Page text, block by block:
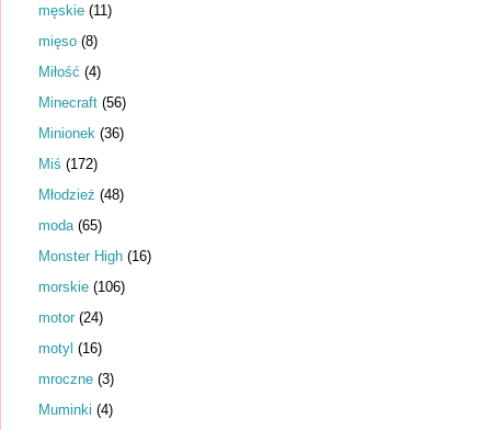
męskie (11)
mięso (8)
Miłość (4)
Minecraft (56)
Minionek (36)
Miś (172)
Młodzież (48)
moda (65)
Monster High (16)
morskie (106)
motor (24)
motyl (16)
mroczne (3)
Muminki (4)